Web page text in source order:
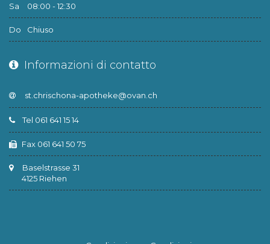
Sa 08:00 - 12:30
Do Chiuso
Informazioni di contatto
Tel 061 641 15 14
Fax 061 641 50 75
Baselstrasse 31
4125 Riehen